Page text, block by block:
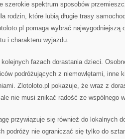
szerokie spektrum sposobów
rodzin, które lubią długie trasy
pomaga wybrać najwygodniejszą
i charakteru wyjazdu.
fazach dorastania dzieci.
podróżujących z niemowlętami, inne
Zlotoloto.pl pokazuje, że wraz z
nie musi znikać radość ze wspólnego
przywiązuje się również do lokalnych
podróży nie ograniczać się tylko do